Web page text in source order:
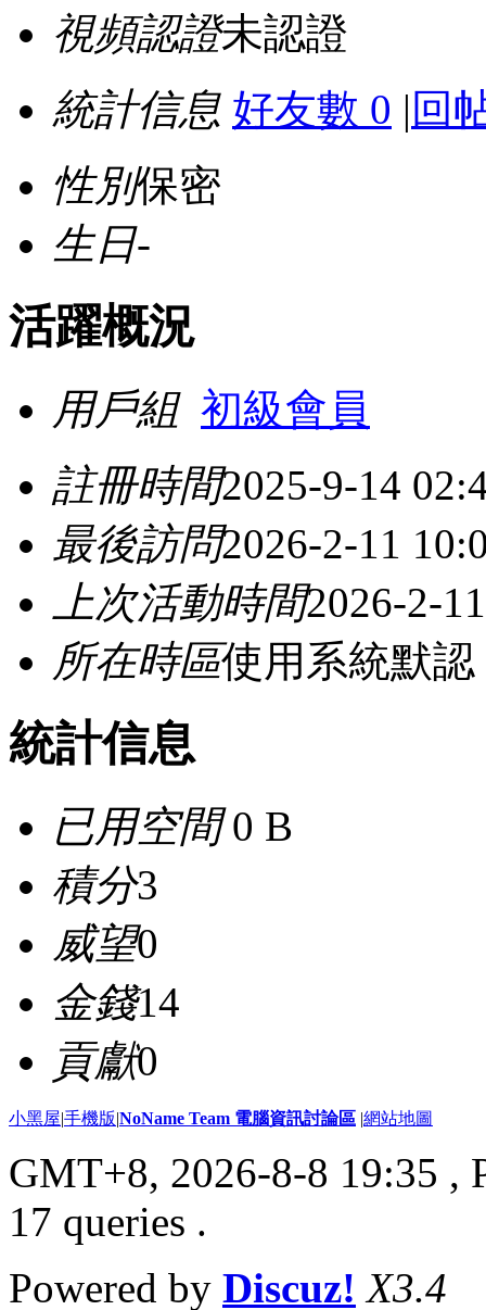
視頻認證未認證
統計信息 好友數 0 | 回
性別保密
生日-
活躍概況
用戶組 初級會員
註冊時間2025-9-14
最後訪問2026-2-11
上次活動時間2026-2-
所在時區使用系統默認
統計信息
已用空間0 B
積分3
威望0
金錢14
貢獻0
小黑屋|手機版|NoName Team 電腦資訊討論區 |網站地圖
GMT+8, 2026-8-8 19:35 ,
17 queries .
Powered by Discuz! X3.4